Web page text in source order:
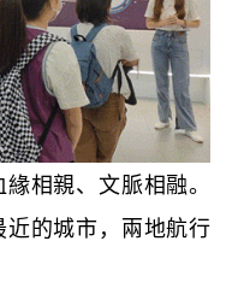
相親、文脈相融。
的城市，兩地航行